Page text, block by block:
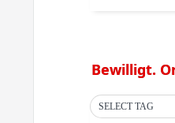
Bewilligt.
SELECT TAG